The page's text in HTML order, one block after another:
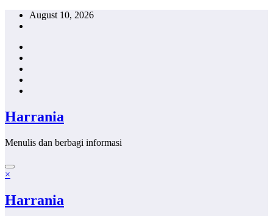
Skip
August 10, 2026
Harrania
Menulis dan berbagi informasi
×
Harrania